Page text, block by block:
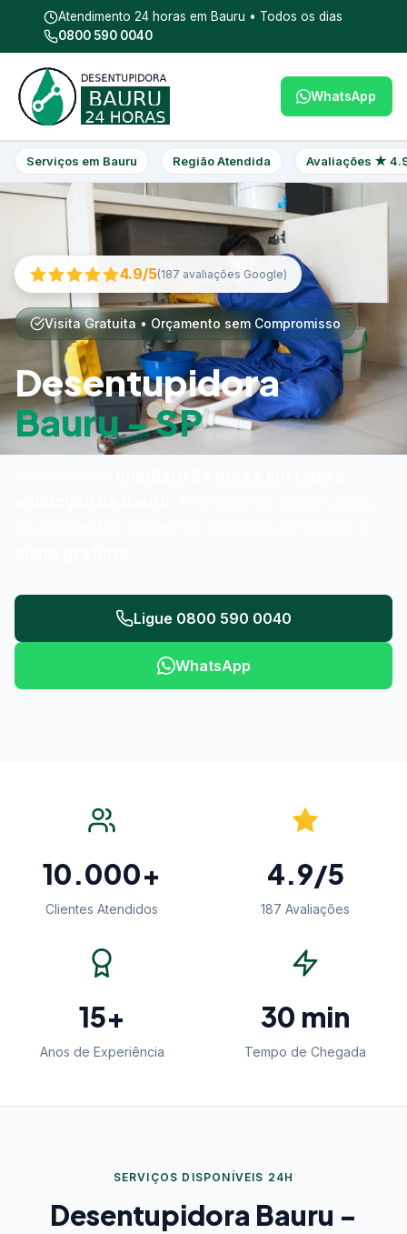
Atendimento 24 horas em Bauru • Todos os dias
0800 590 0040
WhatsApp
Serviços em Bauru Região Atendida Avaliações ★
4.9/5(187 avaliações Google)
Visita Gratuita • Orçamento sem Compromisso
Desentupidora
Bauru - SP
Ligue 0800 590 0040
WhatsApp
10.000+
Clientes Atendidos
4.9/5
187 Avaliações
15+
Anos de Experiência
30 min
Tempo de Chegada
SERVIÇOS DISPONÍVEIS 24H
Desentupidora Bauru -